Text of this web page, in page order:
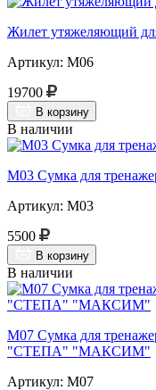
Жилет утяжеляющий
Артикул: М06
19700
В корзину
В наличии
М03 Сумка для
Артикул: М03
5500
В корзину
В наличии
М07 Сумка для
"СТЕПА" "МАКСИМ"
Артикул: М07